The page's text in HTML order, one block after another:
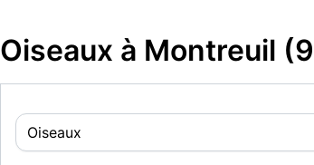
Oiseaux à Montreuil